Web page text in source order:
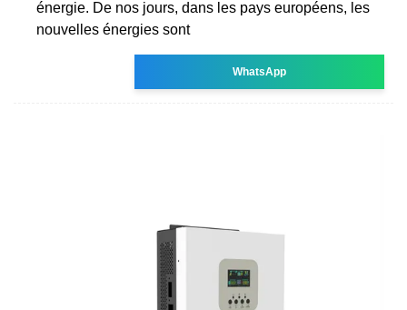
énergie. De nos jours, dans les pays européens, les
nouvelles énergies sont
WhatsApp